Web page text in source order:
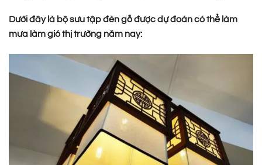
Dưới đây là bộ sưu tập đèn gỗ được dự đoán có thể làm
mưa làm gió thị trường năm nay: